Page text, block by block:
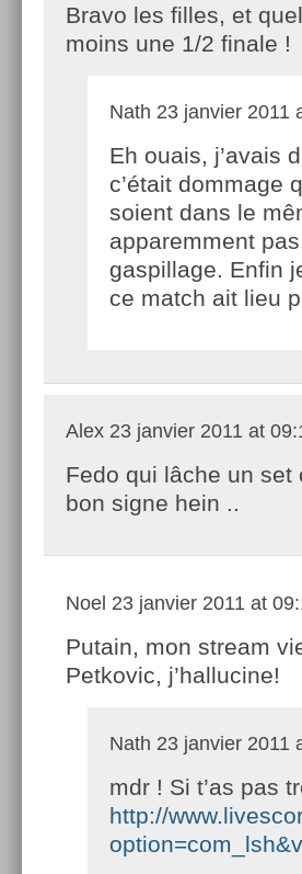
Bravo les filles, et
moins une 1/2 finale !
Nath 23 janvier 2011
Eh ouais, j’avais
c’était dommage
soient dans le
apparemment
gaspillage. Enfin
ce match ait lieu
Alex 23 janvier 2011 at
Fedo qui lâche un set
bon signe hein ..
Noel 23 janvier 2011 at
Putain, mon stream
Petkovic, j’hallucine!
Nath 23 janvier 2011
mdr ! Si t’as pas
http://